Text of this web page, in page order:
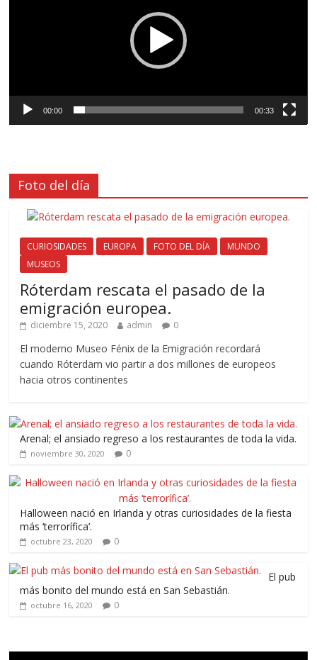
00:00 00:33
Foto del día
CURIOSIDADES EUROPA FOTO DEL DÍA
MUNDO
MUSEOS
Róterdam rescata el pasado de la
emigración europea.
diciembre 15, 2020 admin 0
El moderno Museo Fénix de la Emigración recordará
cuando Róterdam vio partir a dos millones de europeos
hacia otros continentes
Arenal; el ansiado regreso a los restaurantes de toda la vida.
noviembre 30, 2020 0
Halloween nació en Irlanda y otras curiosidades de la fiesta
más ‘terrorífica’.
octubre 23, 2020 0
El pub
más bonito del mundo está en San Sebastián.
octubre 16, 2020 0